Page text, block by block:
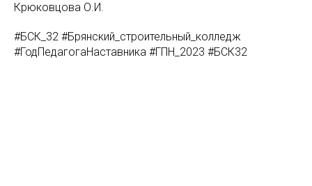
Крюковцова О.И.
#БСК_32 #Брянский_строительный_колледж
#ГодПедагогаНаставника #ГПН_2023 #БСК32